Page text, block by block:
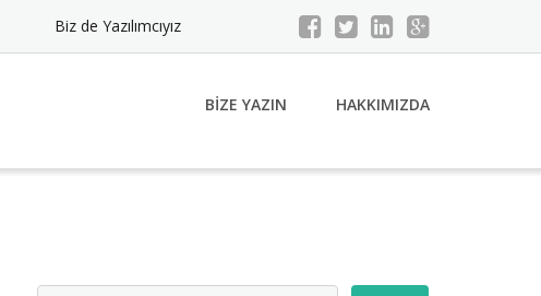
Biz de Yazılımcıyız
BIZE YAZIN HAKKIMIZDA